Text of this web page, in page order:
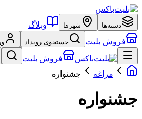
دسته‌ها شهرها
وبلاگ
فروش بلیت
جستجوی رویداد
فروش بلیت
مراغه
جشنواره
جشنواره